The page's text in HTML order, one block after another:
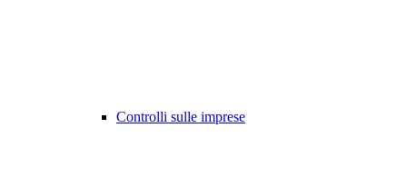
Controlli sulle imprese